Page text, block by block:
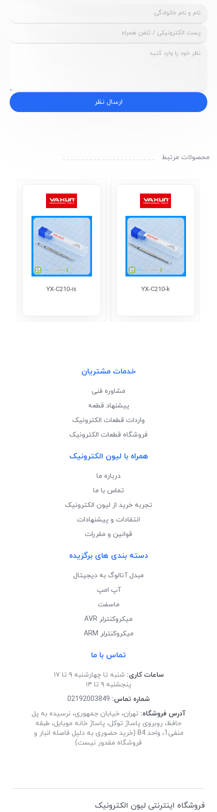
ارسال نظر
محصولات مرتبط
YX-C210-k
YX-C210-is
خدمات مشتریان
مشاوره فنی
پیشنهاد قطعه
واردات قطعات الکترونیک
فروشگاه قطعات الکترونیک
همراه با لیون الکترونیک
درباره ما
تماس با ما
تجربه خرید از لیون الکترونیک
انتقادات و پیشنهادات
قوانین و مقررات
دسته بندی های برگزیده
مبدل آنالوگ به دیجیتال
آپ امپ
ماسفت
میکروکنترلر AVR
میکروکنترلر ARM
تماس با ما
ساعات کاری: شنبه تا چهارشنبه ۹ تا ۱۷
پنجشنبه ۹ تا ۱۴
شماره تماس: 02192003849
آدرس فروشگاه: تهران، خیابان جمهوری، نرسیده به پل
حافظ، روبروی پاساژ توکل، پاساژ خانه موبایل، طبقه
منفی1، واحد B4 (خرید حضوری به دلیل فاصله انبار و
فروشگاه مقدور نیست)
فروشگاه اینترنتی لیون الکترونیک